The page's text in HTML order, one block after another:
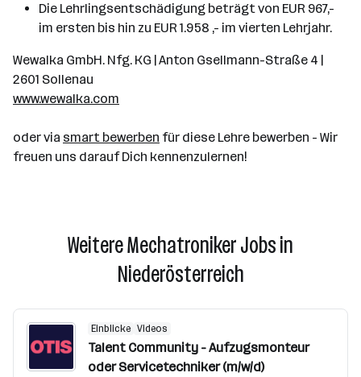
Die Lehrlingsentschädigung beträgt von EUR 967,-
im ersten bis hin zu EUR 1.958 ,- im vierten Lehrjahr.
Wewalka GmbH. Nfg. KG | Anton Gsellmann-Straße 4 |
2601 Sollenau
www.wewalka.com
oder via smart bewerben für diese Lehre bewerben - Wir
freuen uns darauf Dich kennenzulernen!
Weitere Mechatroniker Jobs in
Niederösterreich
Einblicke Videos
Talent Community - Aufzugsmonteur
oder Servicetechniker (m/w/d)